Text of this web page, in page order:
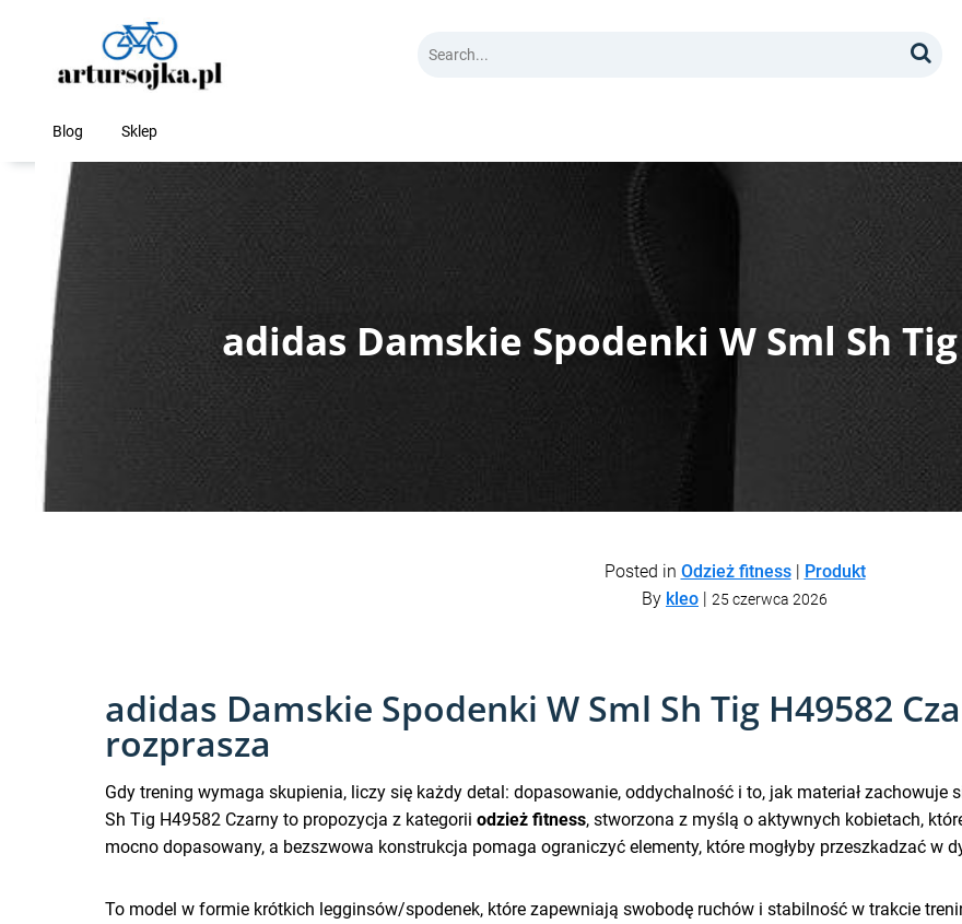
Blog Sklep
adidas Damskie Spodenki W Sml Sh
Posted in Odzież fitness| Produkt
By kleo | 25 czerwca 2026
adidas Damskie Spodenki W Sml Sh Tig H49582
rozprasza
Gdy trening wymaga skupienia, liczy się każdy detal: dopasowanie, oddychalność i to, jak materiał zachowuje
Sh Tig H49582 Czarny to propozycja z kategorii odzież fitness, stworzona z myślą o aktywnych kobietach,
mocno dopasowany, a bezszwowa konstrukcja pomaga ograniczyć elementy, które mogłyby przeszkadzać w
To model w formie krótkich legginsów/spodenek, które zapewniają swobodę ruchów i stabilność w trakcie